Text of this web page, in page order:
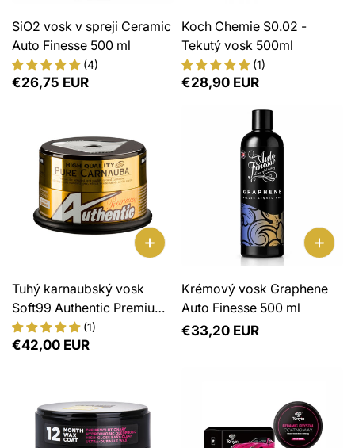
Čistenie a odmastnenie povrchu
Vosky
Keramická ochrana
Kabriolety
Motor, plasty, chróm
PPF, Wrap
SiO2 vosk v spreji Ceramic
Auto Finesse 500 ml
(4)
Normálna
€26,75 EUR
Koch Chemie S0.02 -
Tekutý vosk 500ml
(1)
Normálna
€28,90 EUR
Tuhý karnaubský vosk
Soft99 Authentic Premium
200g
(1)
Normálna
€42,00 EUR
Krémový vosk Graphene
Auto Finesse 500 ml
Normálna
€33,20 EUR